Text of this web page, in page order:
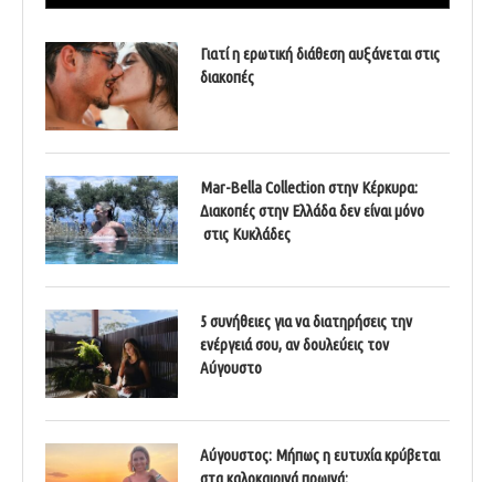
Γιατί η ερωτική διάθεση αυξάνεται στις
διακοπές
Mar-Bella Collection στην Κέρκυρα:
Διακοπές στην Ελλάδα δεν είναι μόνο
στις Κυκλάδες
5 συνήθειες για να διατηρήσεις την
ενέργειά σου, αν δουλεύεις τον
Αύγουστο
Αύγουστος: Μήπως η ευτυχία κρύβεται
στα καλοκαιρινά πρωινά;